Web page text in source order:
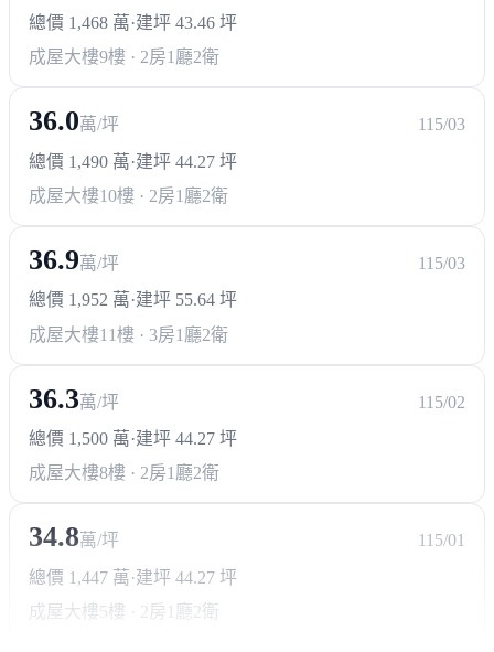
總價 1,468 萬·建坪 43.46 坪
成屋大樓9樓 · 2房1廳2衛
36.0萬/坪
115/03
總價 1,490 萬·建坪 44.27 坪
成屋大樓10樓 · 2房1廳2衛
36.9萬/坪
115/03
總價 1,952 萬·建坪 55.64 坪
成屋大樓11樓 · 3房1廳2衛
36.3萬/坪
115/02
總價 1,500 萬·建坪 44.27 坪
成屋大樓8樓 · 2房1廳2衛
34.8萬/坪
115/01
總價 1,447 萬 ·建坪 44.27 坪
成屋大樓5樓 · 2房1廳2衛